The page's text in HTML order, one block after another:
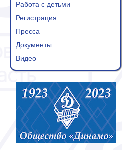
Работа с детьми
Регистрация
Пресса
Документы
Видео